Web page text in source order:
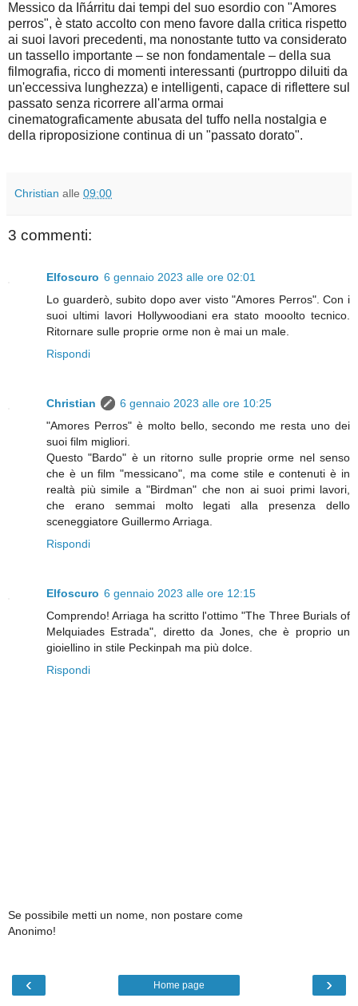
Messico da Iñárritu dai tempi del suo esordio con "Amores
perros", è stato accolto con meno favore dalla critica rispetto
ai suoi lavori precedenti, ma nonostante tutto va considerato
un tassello importante – se non fondamentale – della sua
filmografia, ricco di momenti interessanti (purtroppo diluiti da
un'eccessiva lunghezza) e intelligenti, capace di riflettere sul
passato senza ricorrere all'arma ormai
cinematograficamente abusata del tuffo nella nostalgia e
della riproposizione continua di un "passato dorato".
Christian alle 09:00
3 commenti:
Elfoscuro 6 gennaio 2023 alle ore 02:01
Lo guarderò, subito dopo aver visto "Amores Perros". Con i
suoi ultimi lavori Hollywoodiani era stato mooolto tecnico.
Ritornare sulle proprie orme non è mai un male.
Rispondi
Christian
6 gennaio 2023 alle ore 10:25
"Amores Perros" è molto bello, secondo me resta uno dei
suoi film migliori.
Questo "Bardo" è un ritorno sulle proprie orme nel senso
che è un film "messicano", ma come stile e contenuti è in
realtà più simile a "Birdman" che non ai suoi primi lavori,
che erano semmai molto legati alla presenza dello
sceneggiatore Guillermo Arriaga.
Rispondi
Elfoscuro 6 gennaio 2023 alle ore 12:15
Comprendo! Arriaga ha scritto l'ottimo "The Three Burials of
Melquiades Estrada", diretto da Jones, che è proprio un
gioiellino in stile Peckinpah ma più dolce.
Rispondi
Se possibile metti un nome, non postare come
Anonimo!
‹ ›
Home page